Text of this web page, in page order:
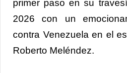
primer paso en su
2026 con un
contra Venezuela en el
Roberto Meléndez.